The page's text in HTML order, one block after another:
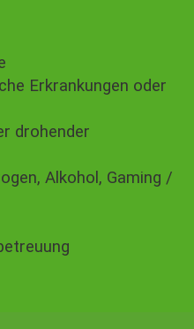
Erkrankungen oder
drohender
Alkohol, Gaming /